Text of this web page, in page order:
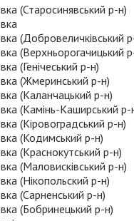
(Старосинявський р-н)
(Добровеличківський
(Верхньорогачицький
(Генічеський р-н)
(Жмеринський р-н)
(Каланчацький р-н)
(Камінь-Каширський р-
(Кіровоградський р-н)
(Кодимський р-н)
(Краснокутський р-н)
(Маловисківський р-н)
(Нікопольский р-н)
(Сарненський р-н)
(Бобринецький р-н)